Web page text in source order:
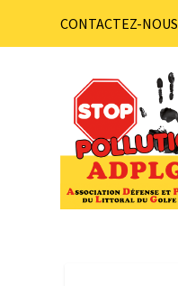
CONTACTEZ-NOUS